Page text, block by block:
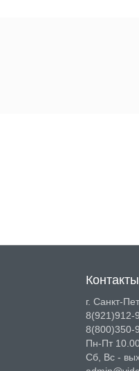
Контакты
г. Санкт-
8(921)912-
8(800)350-
Пн-Пт
Сб, Вс -